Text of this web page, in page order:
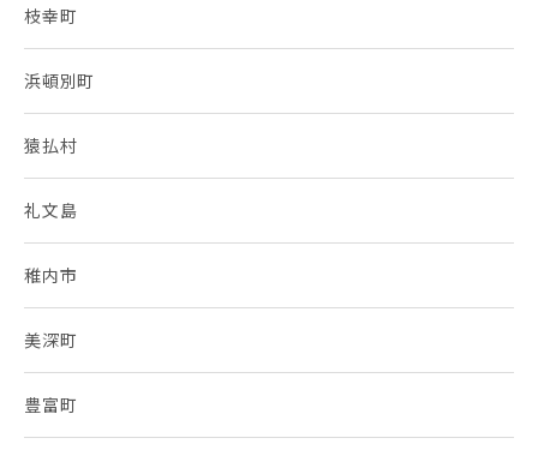
枝幸町
浜頓別町
猿払村
礼文島
稚内市
美深町
豊富町